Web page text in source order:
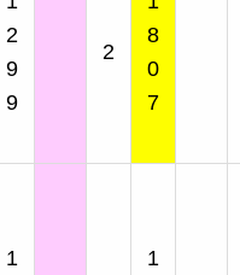
2
9
9
2
8
0
7
1
1